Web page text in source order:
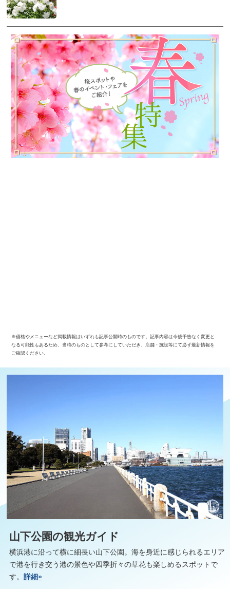
※価格やメニューなど掲載情報はいずれも記事公開時のものです。記事内容は今後予告なく変更と
なる可能性もあるため、当時のものとして参考にしていただき、店舗・施設等にて必ず最新情報を
ご確認ください。
山下公園の観光ガイド
横浜港に沿って横に細長い山下公園。海を身近に感じられるエリア
で港を行き交う港の景色や四季折々の草花も楽しめるスポットで
す。 詳細»